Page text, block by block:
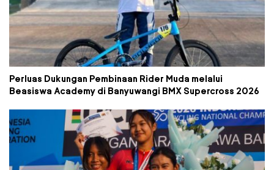
Perluas Dukungan Pembinaan Rider Muda melalui
Beasiswa Academy di Banyuwangi BMX Supercross 2026